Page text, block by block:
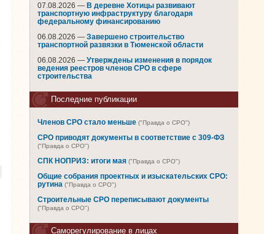
07.08.2026 — В деревне Хотицы развивают
транспортную инфраструктуру благодаря
федеральному финансированию
06.08.2026 — Завершено строительство
транспортной развязки в Тюменской области
06.08.2026 — Утверждены изменения в порядок
ведения реестров членов СРО в сфере
строительства
Последние публикации
Членов СРО стало меньше ("Правда о СРО")
СРО приводят документы в соответствие с 309-ФЗ
("Правда о СРО")
СПК НОПРИЗ: итоги мая ("Правда о СРО")
Общие собрания проектных и изыскательских СРО:
рутина ("Правда о СРО")
Строительные СРО переписывают документы
("Правда о СРО")
Саморегулирование в лицах